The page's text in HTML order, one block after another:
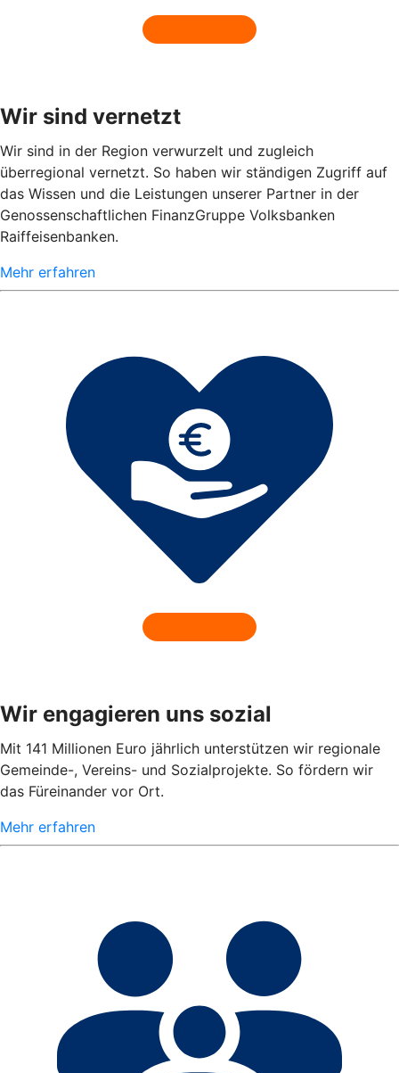
Wir sind vernetzt
Wir sind in der Region verwurzelt und zugleich
überregional vernetzt. So haben wir ständigen Zugriff auf
das Wissen und die Leistungen unserer Partner in der
Genossenschaftlichen FinanzGruppe Volksbanken
Raiffeisenbanken.
Mehr erfahren
Wir engagieren uns sozial
Mit 141 Millionen Euro jährlich unterstützen wir regionale
Gemeinde-, Vereins- und Sozialprojekte. So fördern wir
das Füreinander vor Ort.
Mehr erfahren